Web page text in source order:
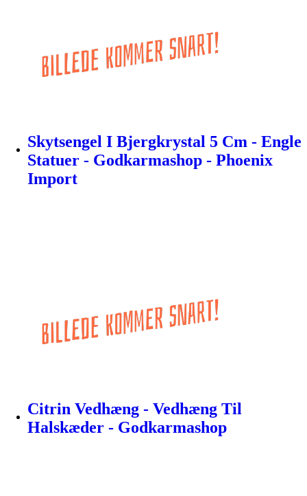
Skytsengel I Bjergkrystal 5 Cm - Engle
Statuer - Godkarmashop - Phoenix
Import
Citrin Vedhæng - Vedhæng Til
Halskæder - Godkarmashop